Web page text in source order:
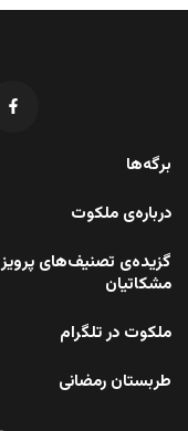
برگه‌ها
درباره‌ی ملکوت
گزیده‌ی تصنیف‌های پرویز
مشکاتیان
ملکوت در تلگرام
طربستان رمضانی